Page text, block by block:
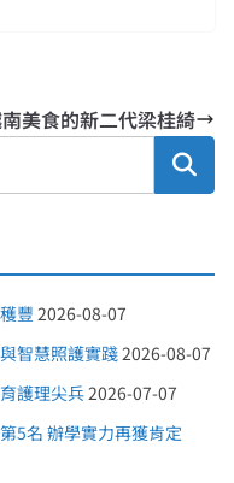
美食的新二代梁桂綺
豐2026-08-07
智慧照護實踐2026-08-07
護理尖兵2026-07-07
5名 辦學實力再獲肯定